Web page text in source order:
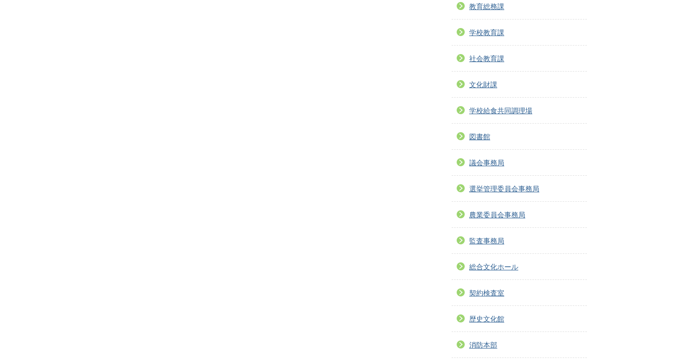
教育総務課
学校教育課
社会教育課
文化財課
学校給食共同調理場
図書館
議会事務局
選挙管理委員会事務局
農業委員会事務局
監査事務局
総合文化ホール
契約検査室
歴史文化館
消防本部